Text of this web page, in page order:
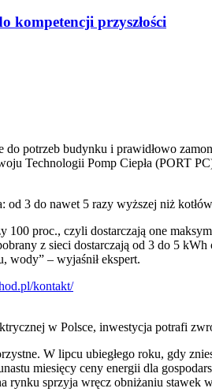
kompetencji przyszłości
do potrzeb budynku i prawidłowo
Technologii Pomp Ciepła (PORT
od 3 do nawet 5 razy wyższej niż
proc., czyli dostarczają one
z sieci dostarczają od 3 do 5
wody” – wyjaśnił ekspert.
w Polsce, inwestycja potrafi
W lipcu ubiegłego roku, gdy
miesięcy ceny energii dla
rynku sprzyja wręcz obniżaniu stawek